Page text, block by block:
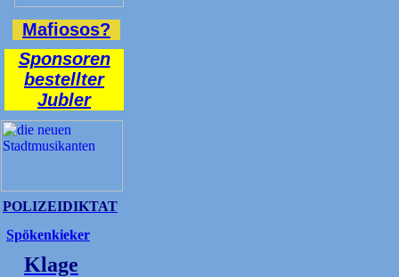
Mafiosos?
Sponsoren
bestellter
Jubler
POLIZEIDIKTAT
Spökenkieker
Klage